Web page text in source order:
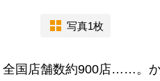
写真1枚
国店舗数約900店……。か